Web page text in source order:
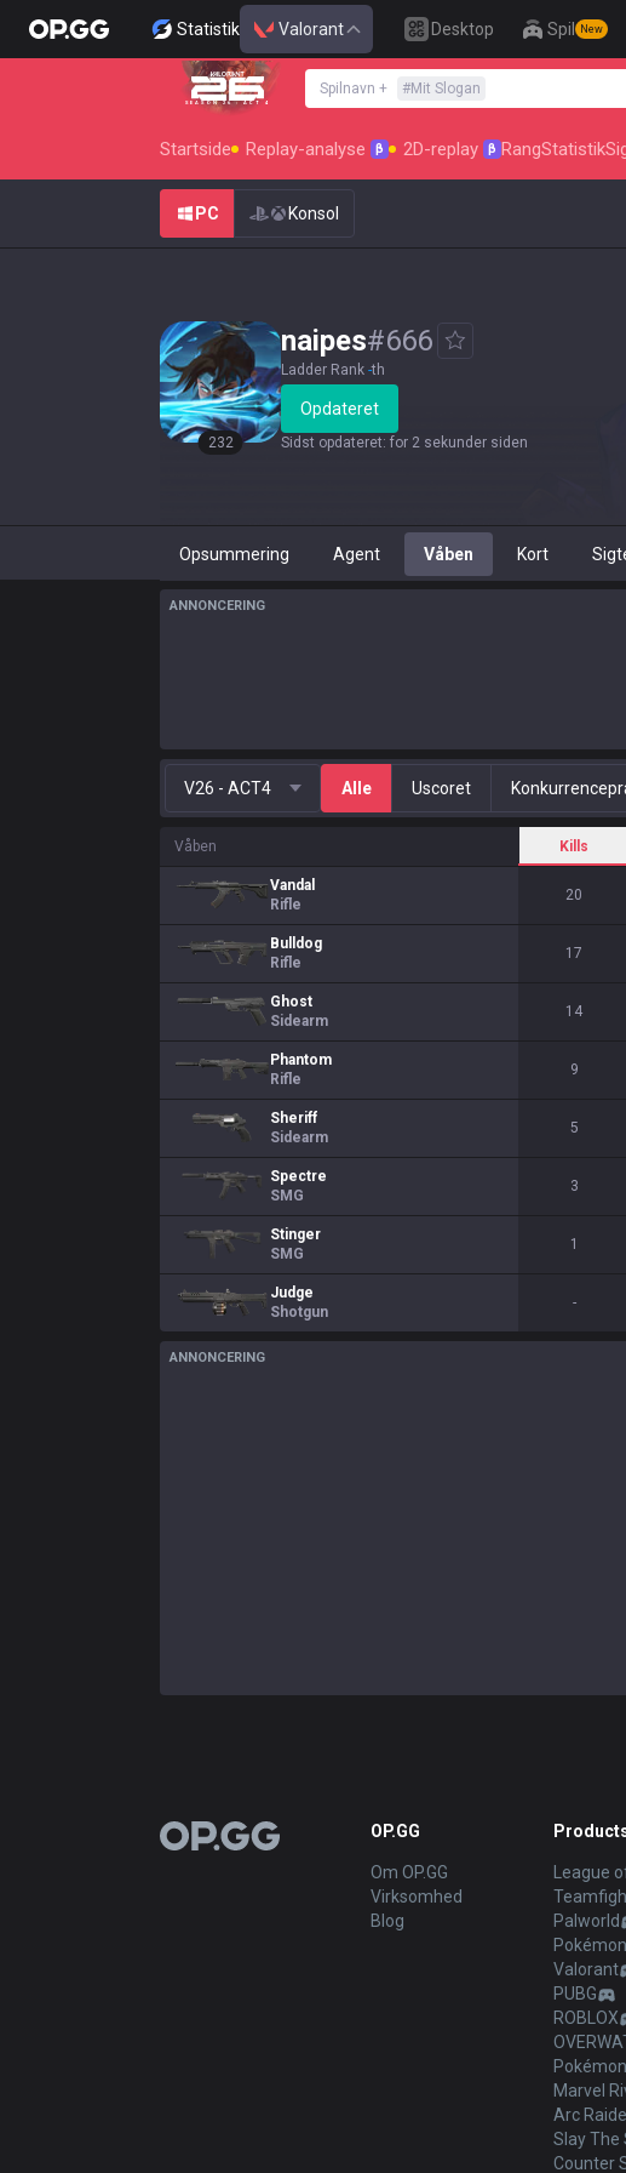
Statistik Valorant Desktop Spil New
SEASON 26 : ACT 4
Spilnavn + #Mit Slogan
Startside Replay-analyse β 2D-replay β RangStatistik
PC Konsol
232
naipes#666
Ladder Rank -th
Opdateret
Sidst opdateret: for 2 sekunder siden
Opsummering Agent Våben Kort
ANNONCERING
V26 - ACT4 Alle Uscoret
Våben Kills
Vandal
Rifle
20
Bulldog
Rifle
17
Ghost
Sidearm
14
Phantom
Rifle
9
Sheriff
Sidearm
5
Spectre
SMG
3
Stinger
SMG
1
Judge
Shotgun
-
ANNONCERING
OP.GG OP.GG
Om OP.GG
Virksomhed
Blog
League
Palworld
Valorant
PUBG
ROBLOX
Marvel
Arc
Slay The
Counter